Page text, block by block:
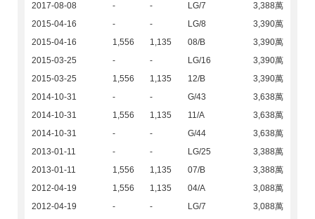
2017-08-08
- - LG/7
3,388萬
2015-04-16
- - LG/8
3,390萬
2015-04-16
1,556 1,135 08/B
3,390萬
2015-03-25
- - LG/16
3,390萬
2015-03-25
1,556 1,135 12/B
3,390萬
2014-10-31
- - G/43
3,638萬
2014-10-31
1,556 1,135 11/A
3,638萬
2014-10-31
- - G/44
3,638萬
2013-01-11
- - LG/25
3,388萬
2013-01-11
1,556 1,135 07/B
3,388萬
2012-04-19
1,556 1,135 04/A
3,088萬
2012-04-19
- - LG/7
3,088萬